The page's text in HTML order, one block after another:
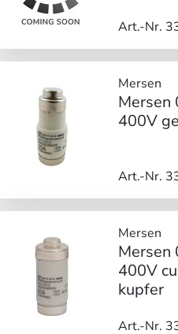
Art.-Nr.
Mersen
Mersen
400V
Art.-Nr.
Mersen
Mersen
400V
kupfer
Art.-Nr.